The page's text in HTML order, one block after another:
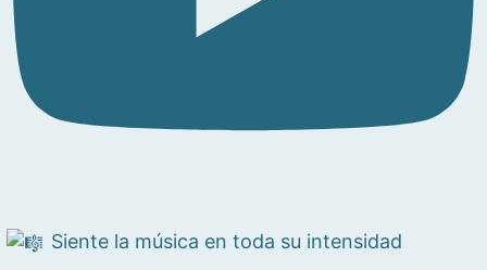
Siente la música en toda su intensidad